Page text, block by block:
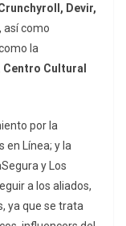
Devir,
, así como
la
Centro Cultural
por la
en Línea; y la
y Los
a los aliados,
ya que se trata